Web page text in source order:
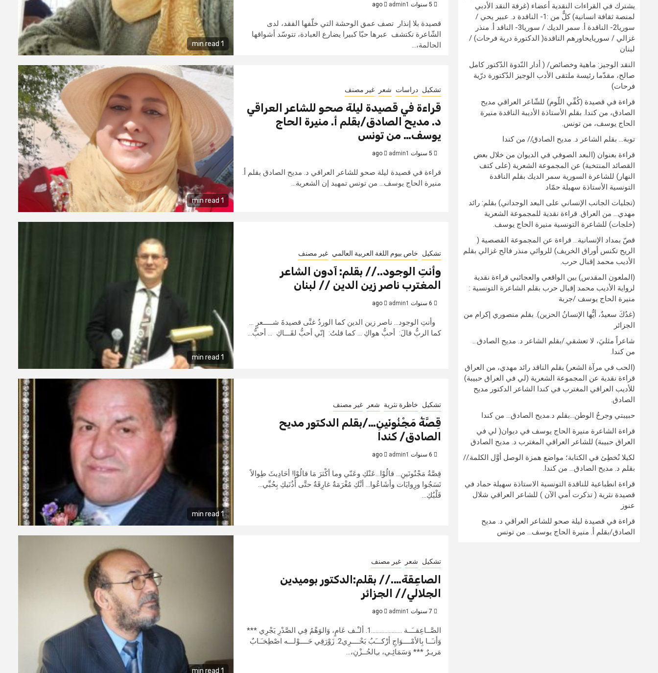
1 min read
admin1
قصيدة بلا إنذار تصف عمق الوحشة التي خلّفها الفقد، لدى
الشّاعرة نكتشف عبرها حبّا كبيرا يضارع العبادة، تتوسّد أشواقها
الحالمة،...
1 min read
تشكيل دراسات شعر غير مصنف
قراءة في قصيدة ليلة صحو للشاعر العراقي
د. مديح الصادق/بقلم أ. منيرة الحاج
يوسف… من تونس
admin1
قراءة في قصيدة ليلة صحو للشاعر العراقي د. مديح الصادق بقلم أ.
منيرة الحاج يوسف... من تونس تمهيد إن الشعرية...
1 min read
تشكيل خاص بيوم اللغة العربية العالمي غير مصنف
وأنتِ الوجود..// بقلم: آدون الشاعر
المغترب ناصر زين الدين // لبنان
admin1
وأنتِ الوجود... ناصر زين الدين كما الوردُ غنَّى قصيدةَ شـــــعرٍ ...
كما الربُّ قالَ: أحبُّ هواكِ ... كما قلتُ: إنّي أحبُّ لقَـــاكِ ... أحبُّ...
1 min read
تشكيل خاظرة نثرية شعر غير مصنف
قِصَّةُ مَجْنُونَينِ…/بقلم الدكتور مديح
الصادق/ كندا
admin1
قِصَّةُ مَجْنُونَينِ... قالُوْا...عَنْكِ وعَنّي وما أكْثرَ مَا قالُوْا! أحَادِيثَ طِوالاً
نَسَجُوا ورِوايَات وأشَاعُوا... أنَّكِ مُغْرَمَةٌ غارِقَةٌ حتَّى أُذُنَيكِ بِحُبِّي...
قَلْبُكِ...
1 min read
تشكيل شعر غير مصنف
الصاعِقَة….// بقلم:الدكتور بوميدين
الجلالي// الجزائر
admin1
الصَّــاعِقــَــة .....................1. ألـْـف عَامٍ، وَالوَهْمُ فِي الصَّدْرِ يَجْرِي ***
وَأنـَــا بِالأمْــــوَاجِ أرْكـــَبُ بَحْــــرِي2. زَوْرَقِي حَــــوْلـــه اصْطِخـَـابٌ
مَريـرٌ *** وَسَمَائِـي، بـِالحُــزْنِ،...
يشترك في القراءات النقدية أعضاء (غرفة النقد الأدبي
لمنصة ثقافة انسانية) كلٌّ من :1- الناقدة د. عبير يحي /
سوريا2- الناقدة أ. سمر الديك / سوريا3- الناقد أ. منذر
غزالي / سوريايحاورهم الناقدة( الدكتورة درية فرحات) /
لبنان
النقد الوجيز: ماهية وخصائص/ ( أدار النّدوة الدّكتور كامل
صالح، مقدّما رئيسة ملتقى الأدب الوجيز الدّكتورة درّية
فرحات)
قراءة في قصيدة (كُفِّي اللّوم) للشّاعر العراقي مديح
الصادق، من كندا. بقلم الأستاذة الأديبة الناقدة منيرة
الحاج يوسف، من تونس.
توبة… بقلم الشاعر د. مديح الصادق// من كندا
قراءة بعنوان (البعد الصوفي في الديوان من خلال بعض
القصائد المنتخبة) عن المجموعة الشعرية (على كتف
النهار) للشاعرة السورية سمر الديك بقلم الناقدة
التونسية الأستاذة سهيلة حمّاد
(تجليات الجانب الإنساني على البعد الوجداني) بقلم: رائد
مهدي… من العراق. قراءة نقدية للمجموعة الشعرية
(خلجات) للشاعرة التونسية منيرة الحاج يوسف.
قصّ بمداد الإنسانية… قراءة عن المجموعة القصصية (
الريح تكنس أوراق الخريف) للروائي منذر فالح غزالي بقلم
الأديب محمد إقبال حرب.
(الملعون المقدس) بين الواقعي والعجائبي قراءة نقدية
لرواية الأديب محمد إقبال حرب بقلم الشاعرة التونسية :
منيرة الحاج يوسف /جربة
(غدُكَ سعيدٌ، أيُّها الإنسانُ الحزين). بقلم منصوري إكرام من
الجزائر
شاعراً مثليَ، لا تعشقي./بقلم الشاعر د. مديح الصادق…
من كندا.
(الحب في مرآة الشعر) بقلم الناقد رائد مهدي، من العراق
قراءة نقدية عن المجموعة الشعرية (لي في العراق حبيبة)
للأديب العراقي المغترب في كندا الشاعر الدكتور مديح
الصادق.
حبيبتي وجرحُ الوطن…بقلم د.مديح الصادق… من كندا
قراءة الشاعرة منيرة الحاج يوسف في ديوان( لي في
العراق حبيبة) للشاعر العراقي المغترب د. مديح الصادق
لكيلا نُخطِئ في الكتابة؛ مواضع همزة الوصل أوَّل الكلمة.//
بقلم د. مديح الصادق… من كندا.
قراءة انطباعية للناقدة التونسية الاستاذة سهيلة حماد في
قصيدة نثرية ( تذكرت أمي الآن ) للشاعر العراقي شلال
عنوز
قراءة في قصيدة ليلة صحو للشاعر العراقي د. مديح
الصادق/بقلم أ. منيرة الحاج يوسف… من تونس